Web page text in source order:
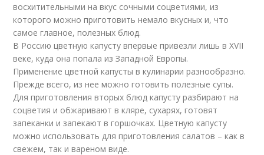
восхитительными на вкус сочными соцветиями, из
которого можно приготовить немало вкусных и, что
самое главное, полезных блюд.
В Россию цветную капусту впервые привезли лишь в XVII
веке, куда она попала из Западной Европы.
Применение цветной капусты в кулинарии разнообразно.
Прежде всего, из нее можно готовить полезные супы.
Для приготовления вторых блюд капусту разбирают на
соцветия и обжаривают в кляре, сухарях, готовят
запеканки и запекают в горшочках. Цветную капусту
можно использовать для приготовления салатов – как в
свежем, так и вареном виде.